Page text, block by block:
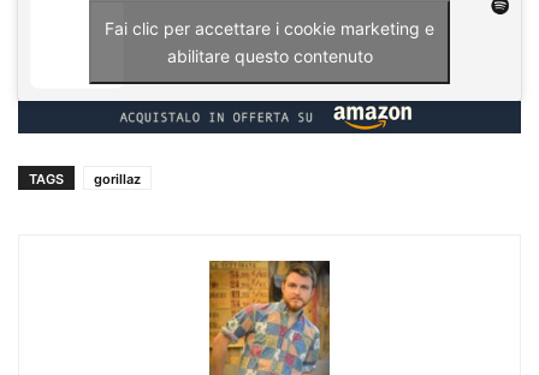
Fai clic per accettare i cookie marketing e
abilitare questo contenuto
TAGS gorillaz